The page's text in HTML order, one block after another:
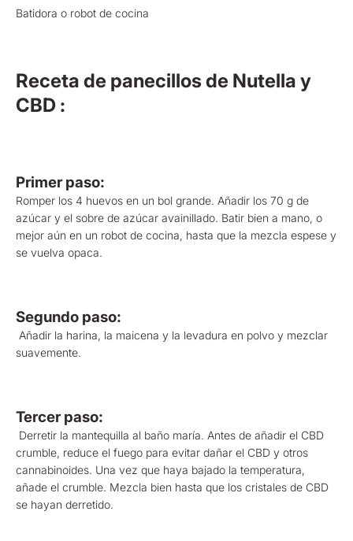
Batidora o robot de cocina
Receta de panecillos de Nutella y
CBD :
Primer paso:
Romper los 4 huevos en un bol grande. Añadir los 70 g de
azúcar y el sobre de azúcar avainillado. Batir bien a mano, o
mejor aún en un robot de cocina, hasta que la mezcla espese y
se vuelva opaca.
Segundo paso:
Añadir la harina, la maicena y la levadura en polvo y mezclar
suavemente.
Tercer paso:
Derretir la mantequilla al baño maría. Antes de añadir el CBD
crumble, reduce el fuego para evitar dañar el CBD y otros
cannabinoides. Una vez que haya bajado la temperatura,
añade el crumble. Mezcla bien hasta que los cristales de CBD
se hayan derretido.